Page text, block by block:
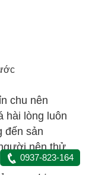
chu nên
hài lòng luôn
đến sản
nên thử
0937-823-164